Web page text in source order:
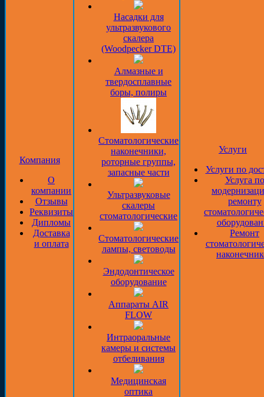
Компания
О
компании
Отзывы
Реквизиты
Дипломы
Доставка
и оплата
Насадки для
ультразвукового
скалера
(Woodpecker DTE)
Алмазные и
твердосплавные
боры, полиры
Стоматологические
наконечники,
роторные группы,
запасные части
Ультразвуковые
скалеры
стоматологические
Стоматологические
лампы, световоды
Эндодонтическое
оборудование
Аппараты AIR
FLOW
Интраоральные
камеры и системы
отбеливания
Медицинская
оптика
Услуги
Услуги по
Услуга по
ремонту
Ремонт